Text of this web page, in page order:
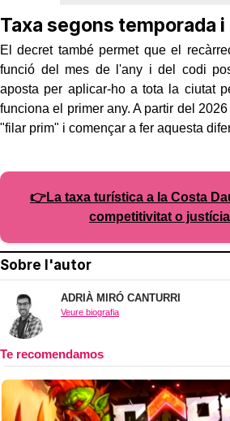
Taxa segons temporada
El decret també permet que el
funció del mes de l'any i del codi
aposta per aplicar-ho a tota la ciutat
funciona el primer any. A partir del
"filar prim" i començar a fer aquesta
👉La taxa turística a la Costa
competitivitat o
Sobre l'autor
ADRIÀ MIRÓ CANTURRI
Veure biografia